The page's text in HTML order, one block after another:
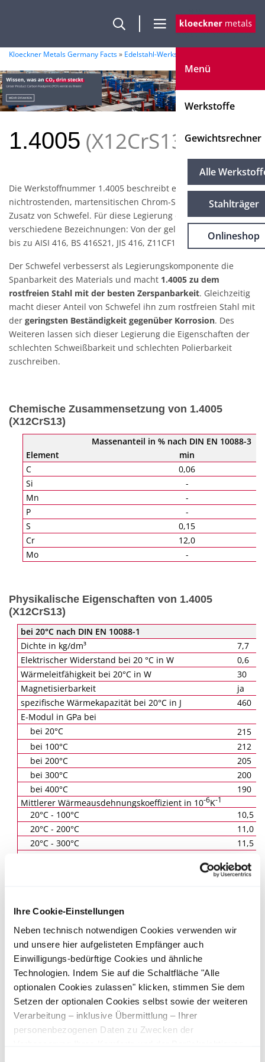
Ihre Cookie-Einstellungen
Neben technisch notwendigen Cookies verwenden wir
und unsere hier aufgelisteten Empfänger auch
Einwilligungs-bedürftige Cookies und ähnliche
Technologien. Indem Sie auf die Schaltfläche "Alle
optionalen Cookies zulassen" klicken, stimmen Sie dem
Setzen der optionalen Cookies selbst sowie der weiteren
Verarbeitung – inklusive Übermittlung – Ihrer
personenbezogenen Daten zu Zwecken der
Menü
Werkstoffe
Gewichtsrechner
Alle
Stahlträger
Onlineshop
Kloeckner Metals Germany Facts» Edelstahl-Werkstoffe
1.4005 X12CrS13
Die Werkstoffnummer 1.4005 beschreibt einen
nichtrostenden, martensitischen Chrom-Stahl mit einem
Zusatz von Schwefel. Für diese Legierung existieren viele
verschiedene Bezeichnungen: Von der geläufigen X12CrS13
bis zu AISI 416, BS 416S21, JIS 416, Z11CF13 oder SIS 2380.
Der Schwefel verbesserst als Legierungskomponente die
Spanbarkeit des Materials und macht 1.4005 zu dem
rostfreien Stahl mit der besten Zerspanbarkeit. Gleichzeitig
macht dieser Anteil von Schwefel ihn zum rostfreien Stahl mit
der geringsten Beständigkeit gegenüber Korrosion. Des
Weiteren lassen sich dieser Legierung die Eigenschaften der
schlechten Schweißbarkeit und schlechten Polierbarkeit
zuschreiben.
Chemische Zusammensetzung von 1.4005
(X12CrS13)
Massenanteil in % nach DIN EN 10088-3
Element
min
C
0,06
Si
-
Mn
-
P
-
S
0,15
Cr
12,0
Mo
-
Physikalische Eigenschaften von 1.4005
(X12CrS13)
bei 20°C nach DIN EN 10088-1
Dichte in kg/dm³
7,7
Elektrischer Widerstand bei 20 °C in W
0,6
Wärmeleitfähigkeit bei 20°C in W
30
Magnetisierbarkeit
ja
spezifische Wärmekapazität bei 20°C in J
460
E-Modul in GPa bei
bei 20°C
215
bei 100°C
212
bei 200°C
205
bei 300°C
200
bei 400°C
190
Mittlerer Wärmeausdehnungskoeffizient in 10-6K-1
20°C - 100°C
10,5
20°C - 200°C
11,0
20°C - 300°C
11,5
(X12CrS13)
bei 20°C nach DIN EN 10088-3wärmebehandelt(Längs-
Zugversuch)
in den Ausführungsarten 1C, 1E, 1D, 1X, 1G und 2D
Zustand
Dicke oder Ø
mm
Zugfestigkeit
Rm
MPa
Rp0,2
+QT650
≤ 160 650 - 850